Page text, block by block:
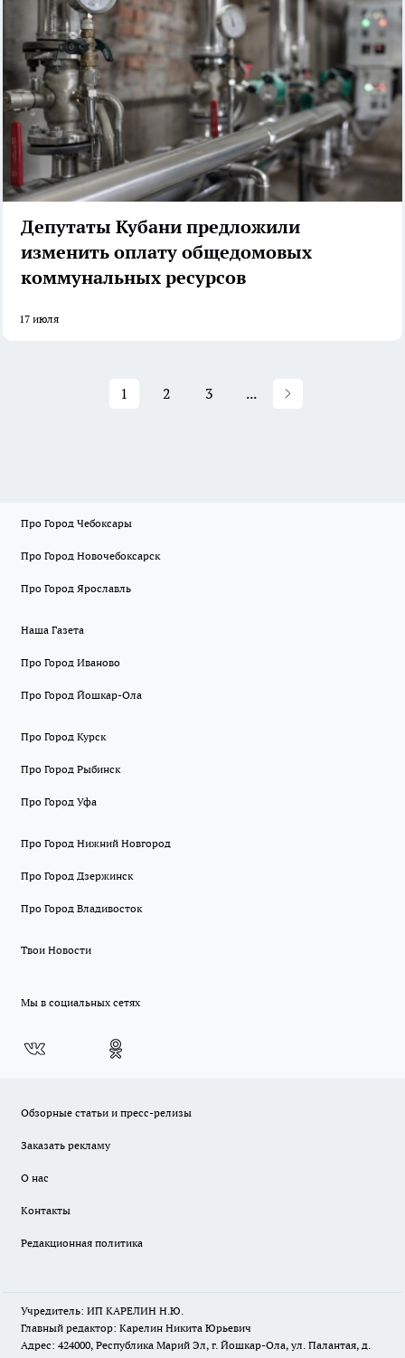
Депутаты Кубани предложили
изменить оплату общедомовых
коммунальных ресурсов
17 июля
1 2 3 ...
Про Город Чебоксары
Про Город Новочебоксарск
Про Город Ярославль
Наша Газета
Про Город Иваново
Про Город Йошкар-Ола
Про Город Курск
Про Город Рыбинск
Про Город Уфа
Про Город Нижний Новгород
Про Город Дзержинск
Про Город Владивосток
Твои Новости
Мы в социальных сетях
Обзорные статьи и пресс-релизы
Заказать рекламу
О нас
Контакты
Редакционная политика
Учредитель: ИП КАРЕЛИН Н.Ю.
Главный редактор: Карелин Никита Юрьевич
Адрес: 424000, Республика Марий Эл, г. Йошкар-Ола, ул. Палантая, д.